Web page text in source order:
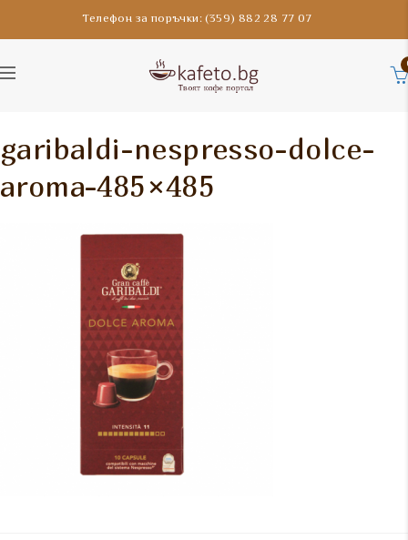
Телефон за поръчки: (359) 882 28 77 07
garibaldi-nespresso-dolce-
aroma-485×485